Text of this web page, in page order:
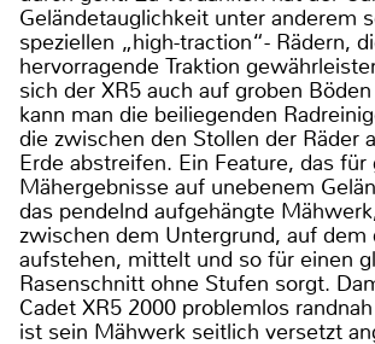
Geländetauglichkeit unter anderem
speziellen „high-traction“- Rädern,
hervorragende Traktion
sich der XR5 auch auf groben
kann man die beiliegenden
die zwischen den Stollen der Räder
Erde abstreifen. Ein Feature, das
Mähergebnisse auf unebenem
das pendelnd aufgehängte
zwischen dem Untergrund, auf dem
aufstehen, mittelt und so für einen
Rasenschnitt ohne Stufen sorgt.
Cadet XR5 2000 problemlos
ist sein Mähwerk seitlich versetzt